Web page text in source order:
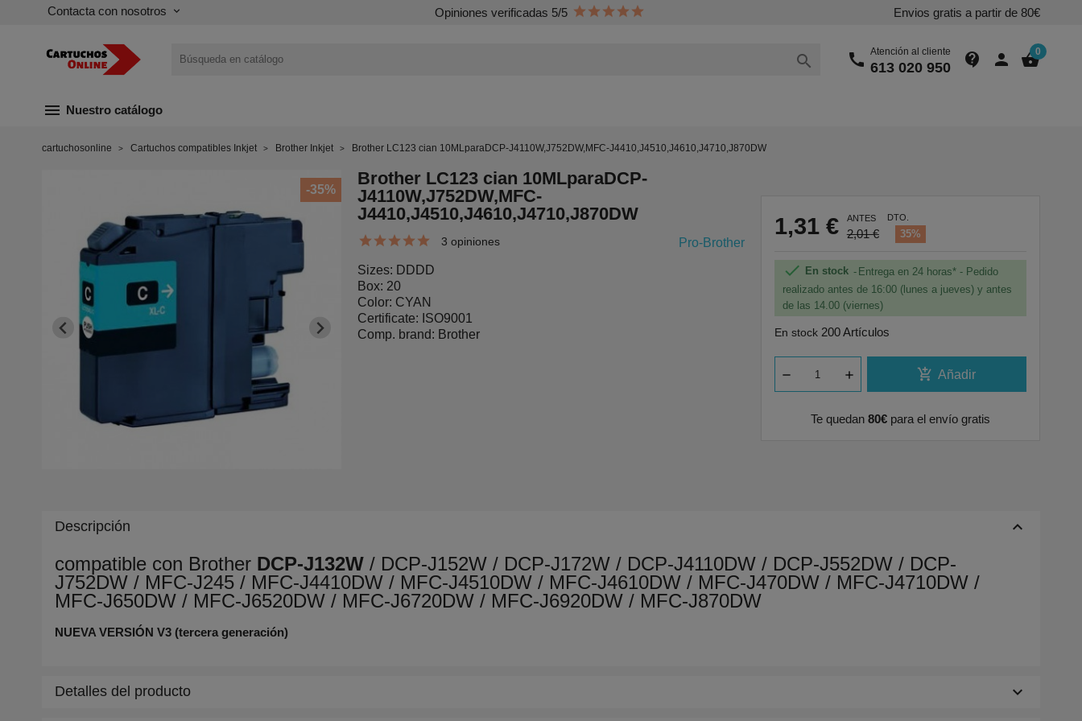
Contacta con nosotros keyboard_arrow_down Opiniones verificadas 5/5 Envios gratis a partir de 80€
 call Atención al cliente
613 020 950 contact_support person shopping_basket
0
menu Nuestro catálogo
cartuchosonline Cartuchos compatibles Inkjet Brother Inkjet Brother LC123 cian 10MLparaDCP-J4110W,J752DW,MFC-J4410,J4510,J4610,J4710,J870DW
-35%
Brother LC123 cian 10MLparaDCP-
J4110W,J752DW,MFC-
J4410,J4510,J4610,J4710,J870DW
3 opiniones Pro-Brother
Sizes: DDDD
Box: 20
Color: CYAN
Certificate: ISO9001
Comp. brand: Brother
1,31 € ANTES
2,01 €
DTO.
35%
 En stock
Entrega en 24 horas* - Pedido
realizado antes de 16:00 (lunes a jueves) y antes
de las 14.00 (viernes)
En stock 200 Artículos
add_shopping_cart Añadir
Te quedan 80€para el envío gratis
Descripción keyboard_arrow_up
compatible con Brother DCP-J132W / DCP-J152W / DCP-J172W / DCP-J4110DW / DCP-J552DW / DCP-
J752DW / MFC-J245 / MFC-J4410DW / MFC-J4510DW / MFC-J4610DW / MFC-J470DW / MFC-J4710DW /
MFC-J650DW / MFC-J6520DW / MFC-J6720DW / MFC-J6920DW / MFC-J870DW
NUEVA VERSIÓN V3 (tercera generación)
Detalles del producto keyboard_arrow_down